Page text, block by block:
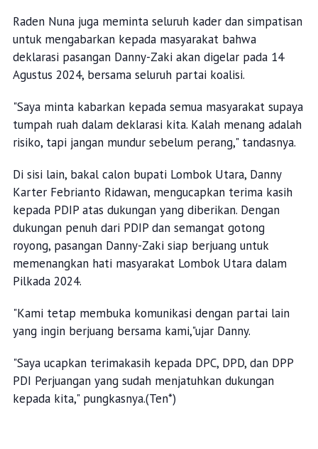
Raden Nuna juga meminta seluruh kader dan simpatisan
untuk mengabarkan kepada masyarakat bahwa
deklarasi pasangan Danny-Zaki akan digelar pada 14
Agustus 2024, bersama seluruh partai koalisi.
"Saya minta kabarkan kepada semua masyarakat supaya
tumpah ruah dalam deklarasi kita. Kalah menang adalah
risiko, tapi jangan mundur sebelum perang," tandasnya.
Di sisi lain, bakal calon bupati Lombok Utara, Danny
Karter Febrianto Ridawan, mengucapkan terima kasih
kepada PDIP atas dukungan yang diberikan. Dengan
dukungan penuh dari PDIP dan semangat gotong
royong, pasangan Danny-Zaki siap berjuang untuk
memenangkan hati masyarakat Lombok Utara dalam
Pilkada 2024.
"Kami tetap membuka komunikasi dengan partai lain
yang ingin berjuang bersama kami,"ujar Danny.
"Saya ucapkan terimakasih kepada DPC, DPD, dan DPP
PDI Perjuangan yang sudah menjatuhkan dukungan
kepada kita," pungkasnya.(Ten*)